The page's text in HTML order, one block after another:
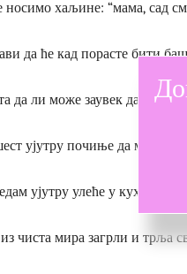
носимо хаљине: “мама, сад
да ће кад порасте бити
да ли може заувек да буде
ујутру почиње да ми
ујутру улеће у кухињу,
чиста мира загрли и трља